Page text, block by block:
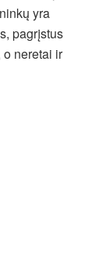
yra
pagrįstus
neretai ir